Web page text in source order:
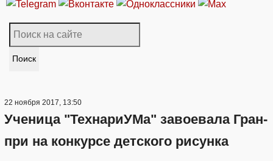
Поиск
22 ноября 2017, 13:50
Ученица "ТехнариУМа" завоевала Гран-
при на конкурсе детского рисунка